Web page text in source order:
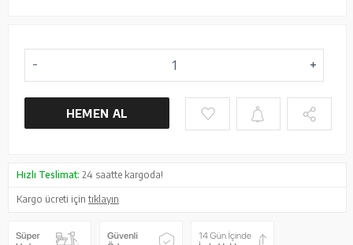
HEMEN AL
Hızlı Teslimat: 24 saatte kargoda!
Kargo ücreti içintıklayın